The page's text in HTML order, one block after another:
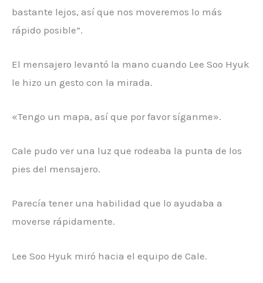
bastante lejos, así que nos moveremos lo más
rápido posible”.
El mensajero levantó la mano cuando Lee Soo Hyuk
le hizo un gesto con la mirada.
«Tengo un mapa, así que por favor síganme».
Cale pudo ver una luz que rodeaba la punta de los
pies del mensajero.
Parecía tener una habilidad que lo ayudaba a
moverse rápidamente.
Lee Soo Hyuk miró hacia el equipo de Cale.